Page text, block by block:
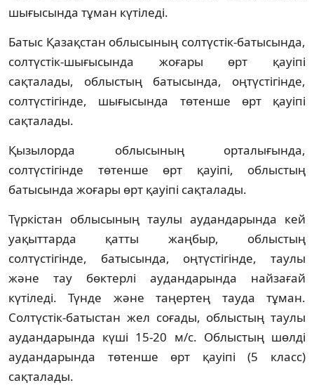
шығысында тұман күтіледі.
Батыс Қазақстан облысының солтүстік-батысында,
солтүстік-шығысында жоғары өрт қауіпі
сақталады, облыстың батысында, оңтүстігінде,
солтүстігінде, шығысында төтенше өрт қауіпі
сақталады.
Қызылорда облысының орталығында,
солтүстігінде төтенше өрт қауіпі, облыстың
батысында жоғары өрт қауіпі сақталады.
Түркістан облысының таулы аудандарында кей
уақыттарда қатты жаңбыр, облыстың
солтүстігінде, батысында, оңтүстігінде, таулы
және тау бөктерлі аудандарында найзағай
күтіледі. Түнде және таңертең тауда тұман.
Солтүстік-батыстан жел соғады, облыстың таулы
аудандарында күші 15-20 м/с. Облыстың шөлді
аудандарында төтенше өрт қауіпі (5 класс)
сақталады.